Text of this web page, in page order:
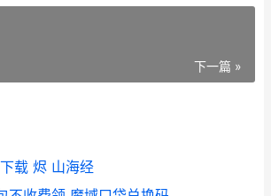
下一篇 »
载 烬 山海经